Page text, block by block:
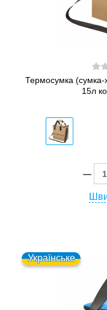
Термосумка
15л
Українське